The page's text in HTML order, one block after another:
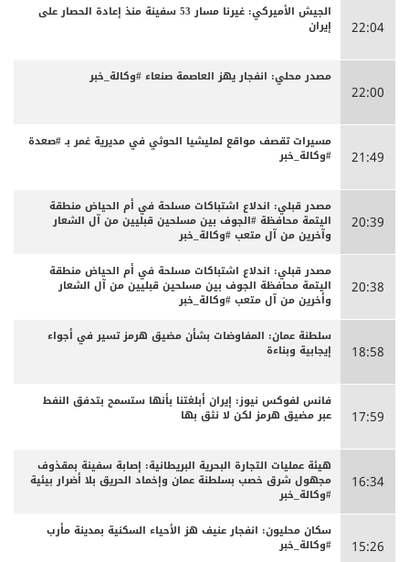
22:04
الجيش الأميركي: غيرنا مسار 53 سفينة منذ إعادة الحصار على
إيران
22:00
مصدر محلي: انفجار يهز العاصمة صنعاء #وكالة_خبر
21:49
مسيرات تقصف مواقع لمليشيا الحوثي في مديرية غمر بـ #صعدة
#وكالة_خبر
20:39
مصدر قبلي: اندلاع اشتباكات مسلحة في أم الحياض منطقة
اليتمة محافظة #الجوف بين مسلحين قبليين من آل الشعار
وآخرين من آل متعب #وكالة_خبر
20:38
مصدر قبلي: اندلاع اشتباكات مسلحة في أم الحياض منطقة
اليتمة محافظة الجوف بين مسلحين قبليين من آل الشعار
وأخرين من آل متعب #وكالة_خبر
18:58
سلطنة عمان: المفاوضات بشأن مضيق هرمز تسير في أجواء
إيجابية وبناءة
17:59
فانس لفوكس نيوز: إيران أبلغتنا بأنها ستسمح بتدفق النفط
عبر مضيق هرمز لكن لا نثق بها
16:34
هيئة عمليات التجارة البحرية البريطانية: إصابة سفينة بمقذوف
مجهول شرق خصب بسلطنة عمان وإخماد الحريق بلا أضرار بيئية
#وكالة_خبر
15:26
سكان محليون: انفجار عنيف هز الأحياء السكنية بمدينة مأرب
#وكالة_خبر